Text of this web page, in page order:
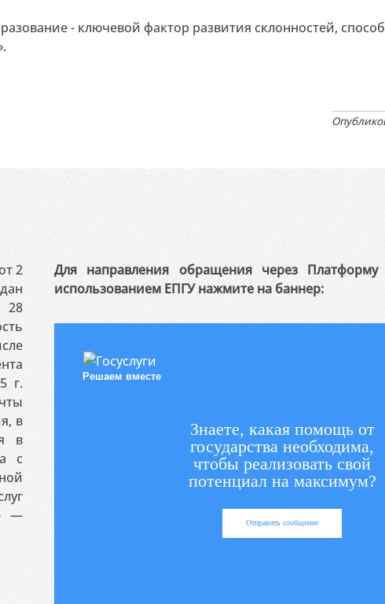
- ключевой фактор развития склонностей,
2
28
г.
в
в
с
—
Для направления обращения через
использованием ЕПГУ нажмите на баннер:
Решаем вместе
Знаете, какая помощь от
государства необходима,
чтобы реализовать свой
потенциал на максимум?
Отправить сообщение